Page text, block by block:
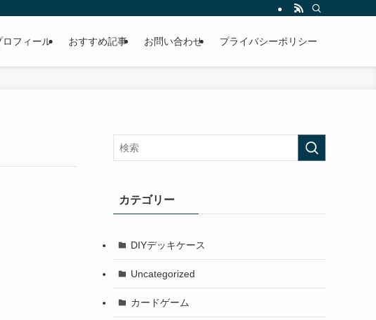
ロフィール おすすめ記事 お問い合わせ プライバシーポリシー
カテゴリー
DIYデッキケース
Uncategorized
カードゲーム